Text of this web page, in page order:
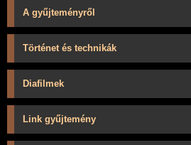
A gyűjteményről
Történet és technikák
Diafilmek
Link gyűjtemény